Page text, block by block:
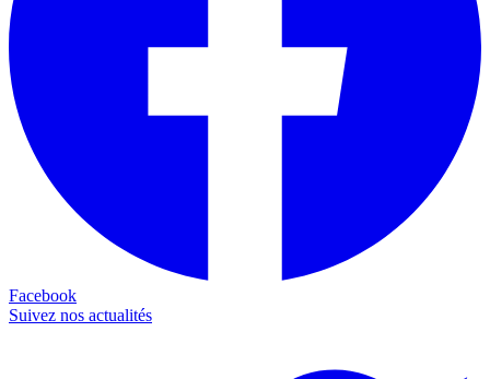
Facebook
Suivez nos actualités